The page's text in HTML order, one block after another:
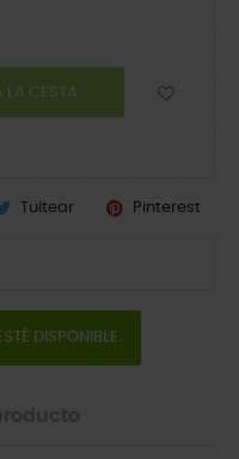
LA CESTA
Tuitear Pinterest
DISPONIBLE.